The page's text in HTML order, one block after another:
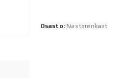
Osasto: Nastarenkaat